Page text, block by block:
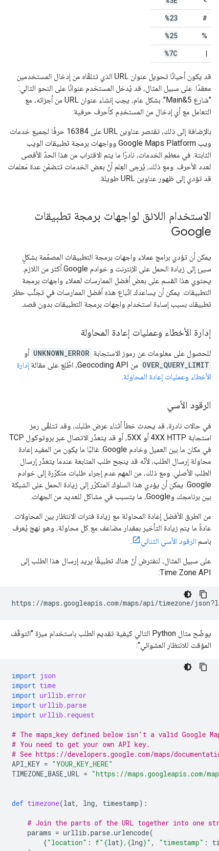
#
%23
%
%25
%7C
قد يكون أحيانًا تحويل عنوان URL الذي تتلقّاه من إدخال المستخدمين
معقدًا. على سبيل المثال، قد يُدخل المستخدم عنوانًا على النحو التالي:
"شارع 5&Main". بشكل عام، يجب إنشاء عنوان URL من أجزائه، مع
التعامل مع أي إدخال من المستخدِم كأحرف حرفية.
بالإضافة إلى ذلك، تقتصر عناوين URL على 16384 حرفًا لجميع خدمات
ويب Google Maps Platform وواجهات برمجة تطبيقات الويب
الثابتة. في معظم الخدمات، نادرًا ما يتم الاقتراب من هذا الحدّ الأقصى
لعدد الأحرف. ومع ذلك، يُرجى العِلم أنّ بعض الخدمات تتضمّن عدة مَعلمات
قد تؤدي إلى ظهور عناوين URL طويلة.
الاستخدام اللائق لواجهات برمجة تطبيقات
Google
يمكن أن تؤدي برامج عملاء واجهات برمجة التطبيقات المصمّمة بشكلٍ
سيئ إلى زيادة الحمل على الإنترنت و خوادم Google أكثر من اللازم.
يحتوي هذا القسم على بعض أفضل الممارسات لعملاء واجهات برمجة
التطبيقات. يمكن أن يساعدك اتّباع هذه أفضل الممارسات في تجنُّب حظر
تطبيقك بسبب إساءة استخدام واجهات برمجة التطبيقات بدون قصد.
إدارة الأخطاء وعمليات إعادة المحاولة
للحصول على معلومات عن رموز الاستجابة UNKNOWN_ERROR أو
OVER_QUERY_LIMIT من Geocoding API، اطّلِع على مقالة
إدارة
الأخطاء وعمليات إعادة المحاولة.
الرقود الأسي
في حالات نادرة، قد يحدث خطأ أثناء عرض طلبك، وقد تتلقّى رمز
استجابة HTTP‏ 4XX أو 5XX، أو قد يتعذّر الاتصال عبر بروتوكول TCP
في مكان ما بين العميل وخادم Google. غالبًا ما يكون من المفيد إعادة
محاولة إرسال الطلب، لأنّه قد ينجح طلب المتابعة عندما يتعذّر إرسال
الطلب الأصلي. ومع ذلك، من المهم عدم إجراء طلبات متكرّرة إلى خوادم
Google. يمكن أن يؤدي هذا السلوك المتكرّر إلى زيادة الحمل على الشبكة
بين برنامجك وGoogle، ما يتسبب في مشاكل للعديد من الجهات.
من الطرق الأفضل إعادة المحاولة مع زيادة فترات الانتظار بين المحاولات.
عادةً ما يتم زيادة التأخير بمقدار مضاعف مع كل محاولة، وهو نهج يُعرف
باسم الرقود الأسي الثنائي .
على سبيل المثال، لنفترض أنّ هناك تطبيقًا يريد إرسال هذا الطلب إلى
Time Zone API:
https://maps.googleapis.com/maps/api/timezone/
يوضّح مثال Python التالي كيفية تقديم الطلب باستخدام ميزة "التوقّف
المؤقت للانتظار العشوائي":
import json
import time
import urllib.error
import urllib.parse
import urllib.request
# The maps_key defined below isn't a valid Google
# You need to get your own API key.
# See https://developers.google.com/maps/
API_KEY = "YOUR_KEY_HERE"
TIMEZONE_BASE_URL = "https://maps.googleapis.com/
def timezone(lat, lng, timestamp):
# Join the parts of the URL together into one
params = urllib .parse.urlencode(
{"location" : f" {lat}, {lng}" , "timestamp" :